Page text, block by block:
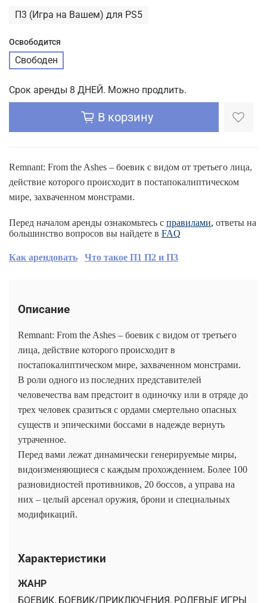
П3 (Игра на Вашем) для PS5
Освободится
Свободен
Срок аренды 8 ДНЕЙ. Можно продлить.
В корзину
Remnant: From the Ashes – боевик с видом от третьего лица,
действие которого происходит в постапокалиптическом
мире, захваченном монстрами.
Перед началом аренды ознакомьтесь с правилами, ответы на
большинство вопросов вы найдете в FAQ
Как арендовать Что такое П1 П2 и П3
Описание
Remnant: From the Ashes – боевик с видом от третьего
лица, действие которого происходит в
постапокалиптическом мире, захваченном монстрами.
В роли одного из последних представителей
человечества вам предстоит в одиночку или в отряде до
трех человек сразиться с ордами смертельно опасных
существ и эпическими боссами в надежде вернуть
утраченное.
Перед вами лежат динамически генерируемые миры,
видоизменяющиеся с каждым прохождением. Более 100
разновидностей противников, 20 боссов, а управа на
них – целый арсенал оружия, брони и специальных
модификаций.
Характеристики
ЖАНР
БОЕВИК, БОЕВИК/ПРИКЛЮЧЕНИЯ, РОЛЕВЫЕ ИГРЫ